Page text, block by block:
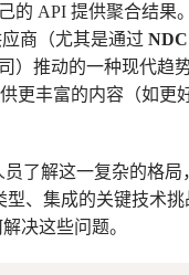
的 API 提供聚合结果。
商（尤其是通过 NDC
）推动的一种现代趋
更丰富的内容（如更
了解这一复杂的格局
型、集成的关键技术
决这些问题。